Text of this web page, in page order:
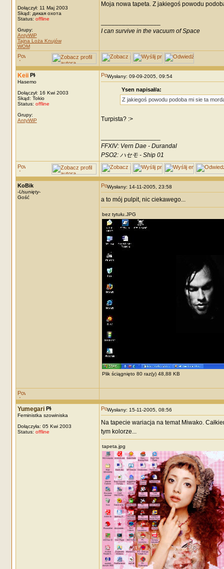
Dołączył: 11 Maj 2003
Skąd: дикая охота
Status: offline
Grupy:
AntyWiP
Tajna Loża Knujów
WOM
Moja nowa tapeta. Z jakiegoś powodu
I can survive in the vacuum of Space
Keii
Hasemo
Dołączył: 16 Kwi 2003
Skąd: Tokio
Status: offline
Grupy:
AntyWiP
Wysłany: 09-09-2005, 09:54
Ysen napisał/a:
Z jakiegoś powodu podoba mi sie ta
Turpista? :>
FFXIV: Vern Dae - Durandal
PSO2: ハセモ - Ship 01
KoBik
-Usunięty-
Gość
Wysłany: 14-11-2005, 23:58
a to mój pulpit, nic ciekawego...
bez tytułu.JPG
Plik ściągnięto 80 raz(y) 48,88 KB
Yumegari
Feministka szowiniska
Dołączyła: 05 Kwi 2003
Status: offline
Wysłany: 15-11-2005, 08:56
Na tapecie wariacja na temat Miwako.
tym kolorze...
tapeta.jpg